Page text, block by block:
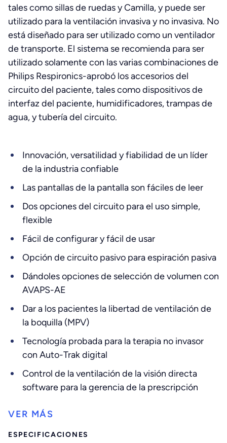
tales como sillas de ruedas y Camilla, y puede ser
utilizado para la ventilación invasiva y no invasiva. No
está diseñado para ser utilizado como un ventilador
de transporte. El sistema se recomienda para ser
utilizado solamente con las varias combinaciones de
Philips Respironics-aprobó los accesorios del
circuito del paciente, tales como dispositivos de
interfaz del paciente, humidificadores, trampas de
agua, y tubería del circuito.
Innovación, versatilidad y fiabilidad de un líder
de la industria confiable
Las pantallas de la pantalla son fáciles de leer
Dos opciones del circuito para el uso simple,
flexible
Fácil de configurar y fácil de usar
Opción de circuito pasivo para espiración pasiva
Dándoles opciones de selección de volumen con
AVAPS-AE
Dar a los pacientes la libertad de ventilación de
la boquilla (MPV)
Tecnología probada para la terapia no invasor
con Auto-Trak digital
Control de la ventilación de la visión directa
software para la gerencia de la prescripción
ESPECIFICACIONES